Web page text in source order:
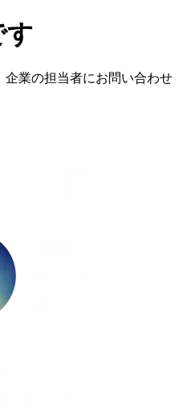
す
業の担当者にお問い合わせ